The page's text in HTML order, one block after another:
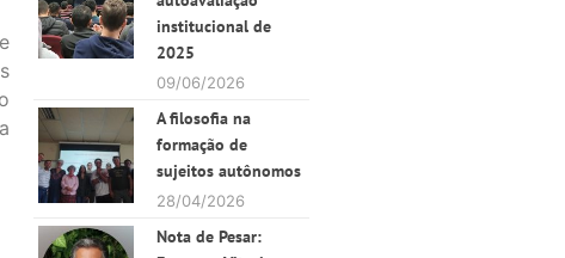
institucional de
2025
09/06/2026
A filosofia na
formação de
sujeitos autônomos
28/04/2026
Nota de Pesar: